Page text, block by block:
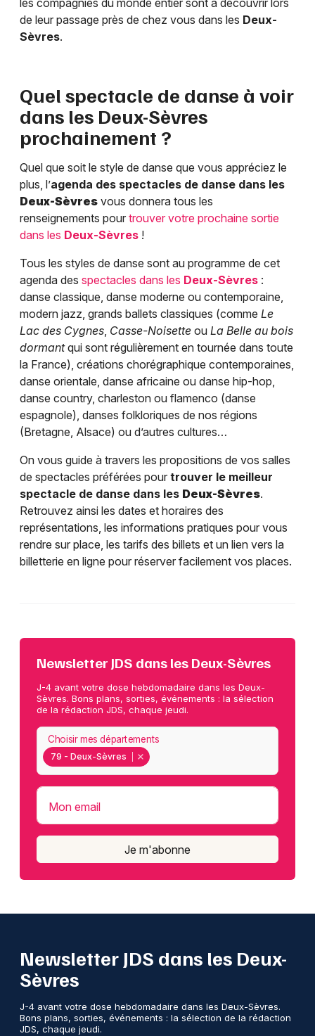
les compagnies du monde entier sont à découvrir lors
de leur passage près de chez vous dans les Deux-
Sèvres.
Quel spectacle de danse à voir
dans les Deux-Sèvres
prochainement ?
Quel que soit le style de danse que vous appréciez le
plus, l’agenda des spectacles de danse dans les
Deux-Sèvres vous donnera tous les
renseignements pour trouver votre prochaine sortie
dans les Deux-Sèvres !
Tous les styles de danse sont au programme de cet
agenda des spectacles dans les Deux-Sèvres :
danse classique, danse moderne ou contemporaine,
modern jazz, grands ballets classiques (comme Le
Lac des Cygnes, Casse-Noisette ou La Belle au bois
dormantqui sont régulièrement en tournée dans toute
la France), créations chorégraphique contemporaines,
danse orientale, danse africaine ou danse hip-hop,
danse country, charleston ou flamenco (danse
espagnole), danses folkloriques de nos régions
(Bretagne, Alsace) ou d’autres cultures…
On vous guide à travers les propositions de vos salles
de spectacles préférées pour trouver le meilleur
spectacle de danse dans les Deux-Sèvres.
Retrouvez ainsi les dates et horaires des
représentations, les informations pratiques pour vous
rendre sur place, les tarifs des billets et un lien vers la
billetterie en ligne pour réserver facilement vos places.
Newsletter JDS dans les Deux-Sèvres
J-4 avant votre dose hebdomadaire dans les Deux-
Sèvres. Bons plans, sorties, événements : la sélection
de la rédaction JDS, chaque jeudi.
79 - Deux-Sèvres
Choisir mes départements
Mon email
Je m'abonne
Newsletter JDS dans les Deux-
Sèvres
J-4 avant votre dose hebdomadaire dans les Deux-Sèvres.
Bons plans, sorties, événements : la sélection de la rédaction
JDS, chaque jeudi.